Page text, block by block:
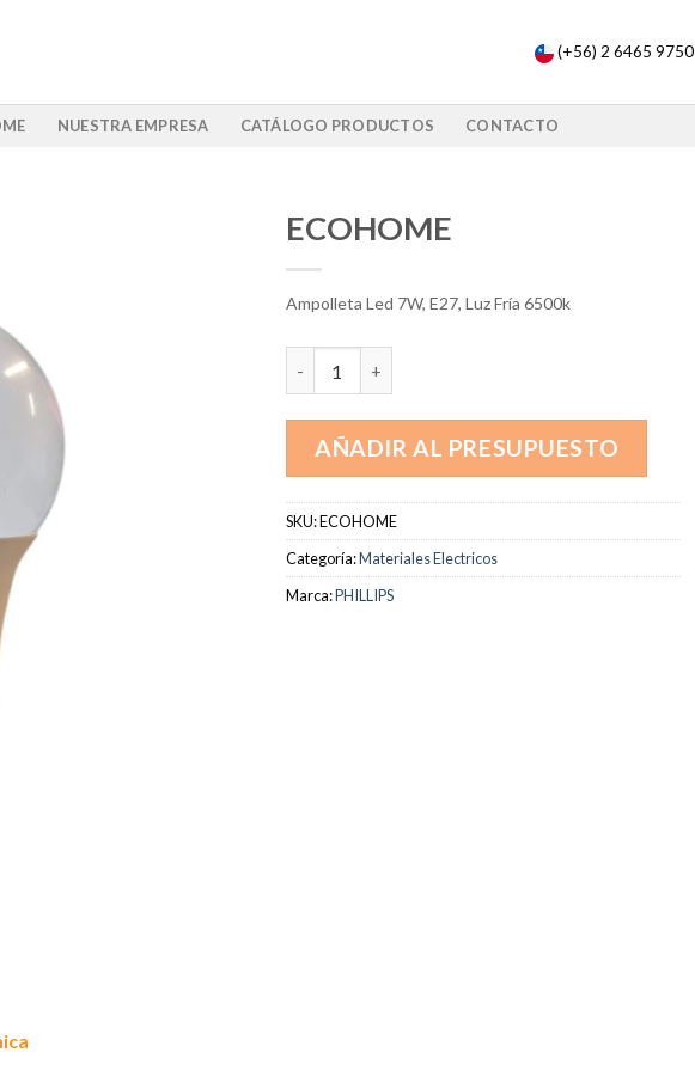
(+56) 2 6465 9750
NUESTRA EMPRESA CATÁLOGO PRODUCTOS CONTACTO
ECOHOME
Ampolleta Led 7W, E27, Luz Fría 6500k
AÑADIR AL PRESUPUESTO
SKU:ECOHOME
Categoría:Materiales Electricos
Marca:PHILLIPS